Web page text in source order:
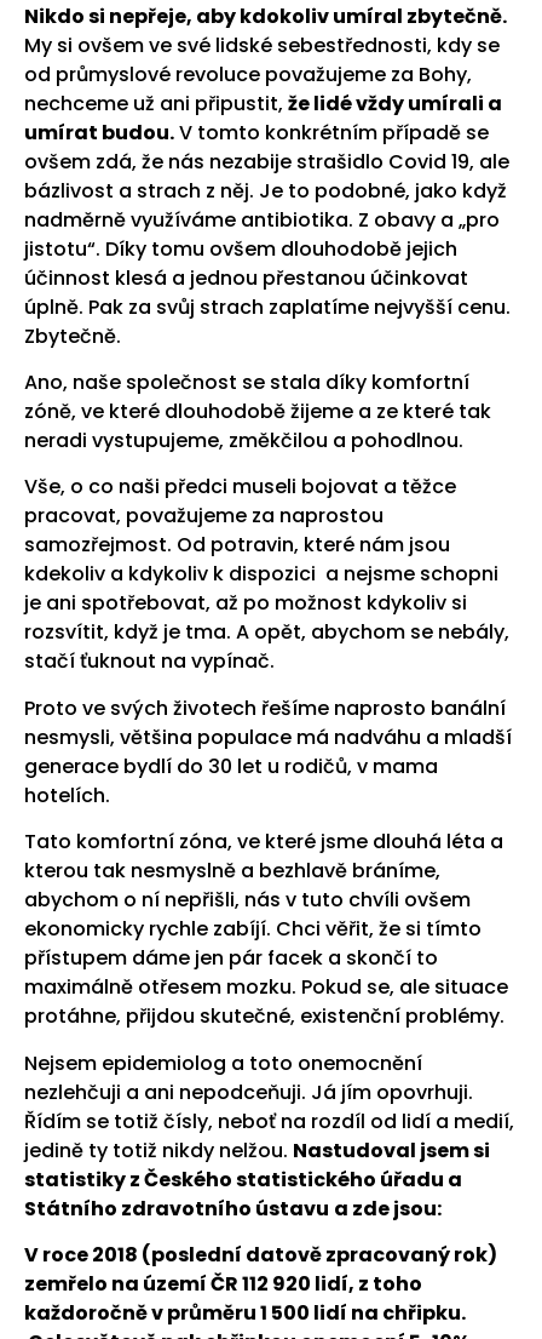
Nikdo si nepřeje, aby kdokoliv umíral zbytečně.
My si ovšem ve své lidské sebestřednosti, kdy se
od průmyslové revoluce považujeme za Bohy,
nechceme už ani připustit, že lidé vždy umírali a
umírat budou.V tomto konkrétním případě se
ovšem zdá, že nás nezabije strašidlo Covid 19, ale
bázlivost a strach z něj. Je to podobné, jako když
nadměrně využíváme antibiotika. Z obavy a „pro
jistotu“. Díky tomu ovšem dlouhodobě jejich
účinnost klesá a jednou přestanou účinkovat
úplně. Pak za svůj strach zaplatíme nejvyšší cenu.
Zbytečně.
Ano, naše společnost se stala díky komfortní
zóně, ve které dlouhodobě žijeme a ze které tak
neradi vystupujeme, změkčilou a pohodlnou.
Vše, o co naši předci museli bojovat a těžce
pracovat, považujeme za naprostou
samozřejmost. Od potravin, které nám jsou
kdekoliv a kdykoliv k dispozici a nejsme schopni
je ani spotřebovat, až po možnost kdykoliv si
rozsvítit, když je tma. A opět, abychom se nebály,
stačí ťuknout na vypínač.
Proto ve svých životech řešíme naprosto banální
nesmysli, většina populace má nadváhu a mladší
generace bydlí do 30 let u rodičů, v mama
hotelích.
Tato komfortní zóna, ve které jsme dlouhá léta a
kterou tak nesmyslně a bezhlavě bráníme,
abychom o ní nepřišli, nás v tuto chvíli ovšem
ekonomicky rychle zabíjí. Chci věřit, že si tímto
přístupem dáme jen pár facek a skončí to
maximálně otřesem mozku. Pokud se, ale situace
protáhne, přijdou skutečné, existenční problémy.
Nejsem epidemiolog a toto onemocnění
nezlehčuji a ani nepodceňuji. Já jím opovrhuji.
Řídím se totiž čísly, neboť na rozdíl od lidí a medií,
jedině ty totiž nikdy nelžou. Nastudoval jsem si
statistiky z Českého statistického úřadu a
Státního zdravotního ústavu a zde jsou:
V roce 2018 (poslední datově zpracovaný rok)
zemřelo na území ČR 112 920 lidí, z toho
každoročně v průměru 1 500 lidí na chřipku.